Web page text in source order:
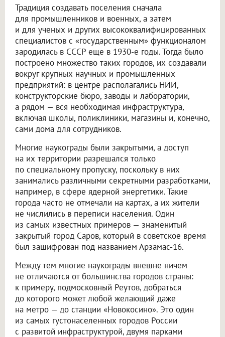
Традиция создавать поселения сначала
для промышленников и военных, а затем
и для ученых и других высококвалифицированных
специалистов с «государственным» функционалом
зародилась в СССР еще в 1930-е годы. Тогда было
построено множество таких городов, их создавали
вокруг крупных научных и промышленных
предприятий: в центре располагались НИИ,
конструкторские бюро, заводы и лаборатории,
а рядом — вся необходимая инфраструктура,
включая школы, поликлиники, магазины и, конечно,
сами дома для сотрудников.
Многие наукограды были закрытыми, а доступ
на их территории разрешался только
по специальному пропуску, поскольку в них
занимались различными секретными разработками,
например, в сфере ядерной энергетики. Такие
города часто не отмечали на картах, а их жители
не числились в переписи населения. Один
из самых известных примеров — знаменитый
закрытый город Саров, который в советское время
был зашифрован под названием Арзамас-16.
Между тем многие наукограды внешне ничем
не отличаются от большинства городов страны:
к примеру, подмосковный Реутов, добраться
до которого может любой желающий даже
на метро — до станции «Новокосино». Это один
из самых густонаселенных городов России
с развитой инфраструктурой, двумя парками